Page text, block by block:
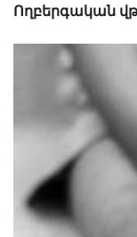
Ողբերգական